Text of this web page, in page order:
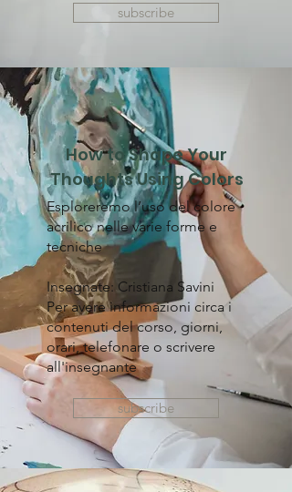
subscribe
How to Shape Your
Thoughts Using Colors
​Esploreremo l’uso del colore
acrilico nelle varie forme e
tecniche
Insegnate: Cristiana Savini
Per avere informazioni circa i
contenuti del corso, giorni,
orari, telefonare o scrivere
all'insegnante
subscribe